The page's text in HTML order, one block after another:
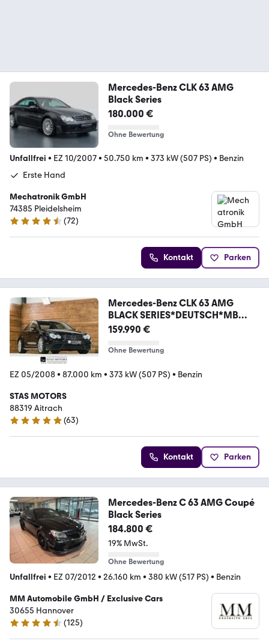
Mercedes-Benz CLK 63 AMG
Black Series
180.000 €
Ohne Bewertung
Unfallfrei • EZ 10/2007• 50.750 km • 373 kW (507 PS) • Benzin
Erste Hand
Mechatronik GmbH
74385 Pleidelsheim
4.6 Sterne
(72)
Kontakt Parken
Mercedes-Benz CLK 63 AMG
BLACK SERIES*DEUTSCH*MB
SCHECKHEFT
159.990 €
Ohne Bewertung
EZ 05/2008• 87.000 km • 373 kW (507 PS) • Benzin
STAS MOTORS
88319 Aitrach
4.8 Sterne
(63)
Kontakt Parken
Mercedes-Benz C 63 AMG Coupé
Black Series
184.800 €
19% MwSt.
Ohne Bewertung
Unfallfrei • EZ 07/2012 • 26.160 km • 380 kW (517 PS) • Benzin
MM Automobile GmbH / Exclusive Cars
30655 Hannover
4.7 Sterne
(125)